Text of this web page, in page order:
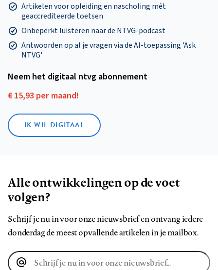
Artikelen voor opleiding en nascholing mét
geaccrediteerde toetsen
Onbeperkt luisteren naar de NTVG-podcast
Antwoorden op al je vragen via de AI-toepassing 'Ask
NTVG'
Neem het digitaal ntvg abonnement
€ 15,93 per maand!
IK WIL DIGITAAL
Alle ontwikkelingen op de voet
volgen?
Schrijf je nu in voor onze nieuwsbrief en ontvang iedere
donderdag de meest opvallende artikelen in je mailbox.
E-